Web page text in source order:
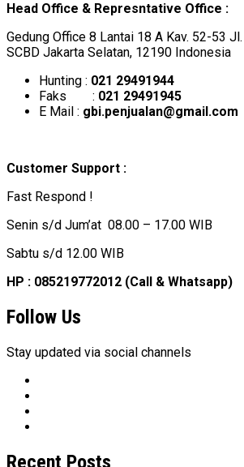
Head Office & Represntative Office :
Gedung Office 8 Lantai 18 A Kav. 52-53
SCBD Jakarta Selatan, 12190 Indonesia
Hunting : 021 29491944
Faks : 021 29491945
E Mail : gbi.penjualan@gmail.com
Customer Support :
Fast Respond !
Senin s/d Jum’at 08.00 – 17.00 WIB
Sabtu s/d 12.00 WIB
HP : 085219772012 (Call & Whatsapp)
Follow Us
Stay updated via social channels
Recent Posts